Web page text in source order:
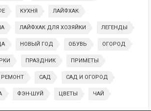
КУХНЯ ЛАЙФХАК
ЛАЙФХАК ДЛЯ ХОЗЯЙКИ ЛЕГЕНДЫ
НОВЫЙ ГОД ОБУВЬ ОГОРОД
ПРАЗДНИК ПРИМЕТЫ
РЕМОНТ САД САД И ОГОРОД
ФЭН-ШУЙ ЦВЕТЫ ЧАЙ